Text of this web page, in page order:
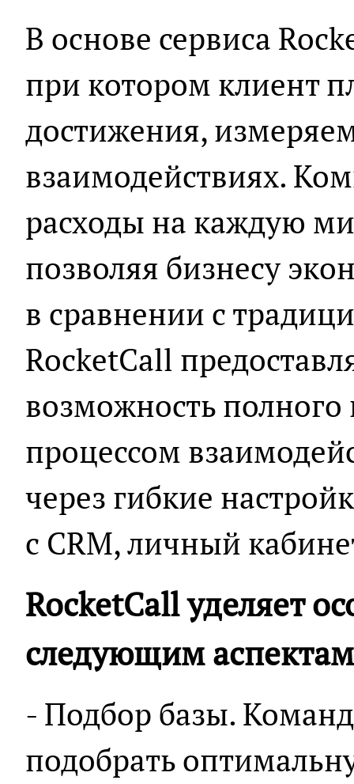
В основе сервиса
при котором клиент
достижения,
взаимодействиях.
расходы на каждую
позволяя бизнесу
в сравнении с
RocketCall
возможность полного
процессом
через гибкие
с CRM, личный
RocketCall уделяет
следующим
- Подбор базы.
подобрать